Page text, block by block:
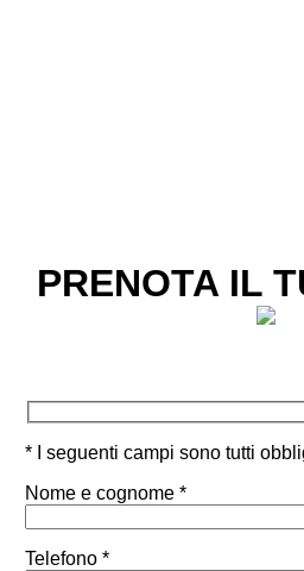
PRENOTA IL
* I seguenti campi sono tutti
Nome e cognome *
Telefono *